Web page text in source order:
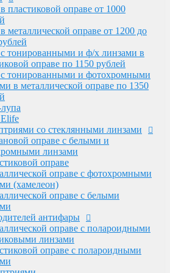
со стеклянными линзами
оправе с белыми и
линзами
оправе
оправе с фотохромными
(хамелеон)
оправе с белыми линзами
антифары
оправе с полароидными
линзами
оправе с полароидными
оправе с полимерными
оправе
очки
оправе
оправе
Ricardi от 15000
пластиковой оправе от 1000
металлической оправе от 1200 до
тонированными и ф/х линзами в
оправе по 1150 рублей
тонированными и фотохромными
в металлической оправе по 1350
со стеклянными линзами
оправе с белыми и
линзами
оправе
оправе с фотохромными
(хамелеон)
оправе с белыми
антифары
оправе с полароидными
линзами
оправе с полароидными